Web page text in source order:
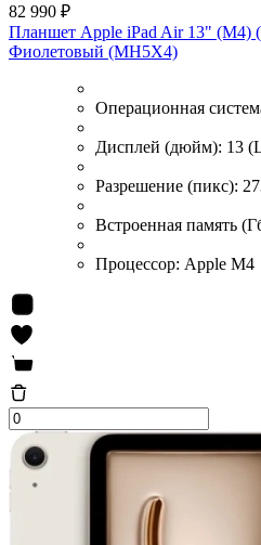
82 990 ₽
Планшет Apple iPad Air 13" (M4)
Фиолетовый (MH5X4)
Операционная
Дисплей (дюйм): 13
Разрешение (пикс):
Встроенная память
Процессор: Apple M4